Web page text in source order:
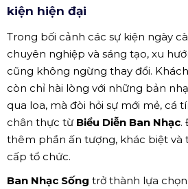
kiện hiện đại
Trong bối cảnh các sự kiện ngày
chuyên nghiệp và sáng tạo, xu
cũng không ngừng thay đổi.
còn chỉ hài lòng với những bản
qua loa, mà đòi hỏi sự mới mẻ, cá
chân thực từ Biểu Diễn Ban Nhạc.
thêm phần ấn tượng, khác biệt và
cấp tổ chức.
Ban Nhạc Sống trở thành lựa